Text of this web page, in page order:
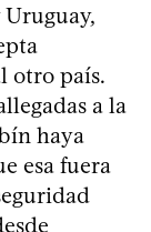
otro país.
a la
haya
esa fuera